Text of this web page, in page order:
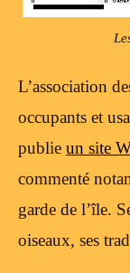
L’association
occupants et
publie un site
commenté
garde de l’île.
oiseaux, ses